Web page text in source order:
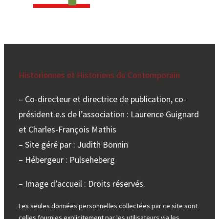
Historiennes et Historiens du Contemporain
– Co-directeur et directrice de publication, co-
président.e.s de l’association : Laurence Guignard
et Charles-François Mathis
– Site géré par : Judith Bonnin
– Hébergeur : Pulseheberg
– Image d’accueil : Droits réservés.
Les seules données personnelles collectées par ce site sont